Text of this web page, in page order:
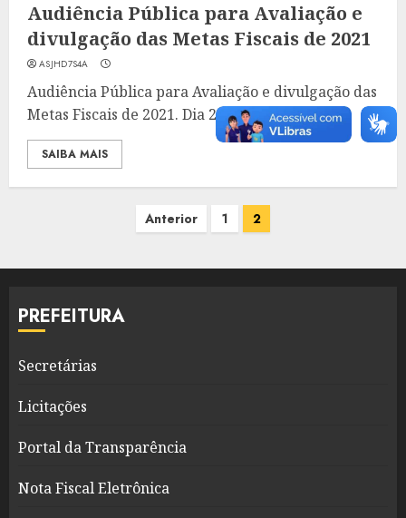
Audiência Pública para Avaliação e
divulgação das Metas Fiscais de 2021
ASJHD7S4A
Audiência Pública para Avaliação e divulgação das
Metas Fiscais de 2021. Dia 26 de...
SAIBA MAIS
posts
Anterior 1 2
PREFEITURA
Secretárias
Licitações
Portal da Transparência
Nota Fiscal Eletrônica